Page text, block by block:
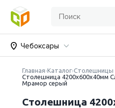
Чебоксары
Главная Каталог Столешницы
Столешница 4200х600х40мм
Мрамор серый
Столешница